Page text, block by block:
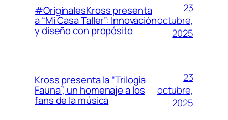
#OriginalesKross presenta
a “Mi Casa Taller”: Innovación
y diseño con propósito
23
octubre,
2025
Kross presenta la “Trilogía
Fauna”, un homenaje a los
fans de la música
23
octubre,
2025